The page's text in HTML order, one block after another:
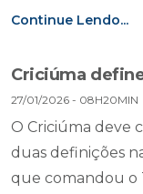
Continue Lendo...
Criciúma
27/01/2026 - 08H20MIN
O Criciúma deve
duas definições
que comandou o